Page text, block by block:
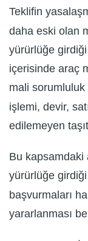
Teklifin
daha eski olan
yürürlüğe
içerisinde araç
mali sorumluluk
işlemi, devir,
edilemeyen
Bu kapsamdaki
yürürlüğe
başvurmaları
yararlanması